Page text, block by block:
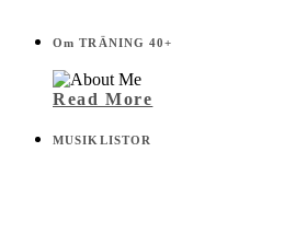
Om TRÄNING 40+
Read More
MUSIKLISTOR